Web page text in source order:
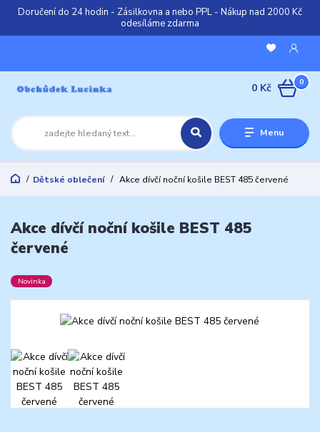
Doručení do 24 hodin - Zásilkovna a nebo PPL - Nákup nad 2000 Kč
odesíláme zdarma
Menu
0
0 Kč
Dětské oblečení Akce dívčí noční košile BEST 485 červené
Akce dívčí noční košile BEST 485
červené
Novinka